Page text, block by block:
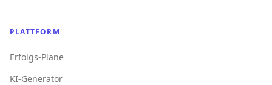
PLATTFORM
Erfolgs-Pläne
KI-Generator